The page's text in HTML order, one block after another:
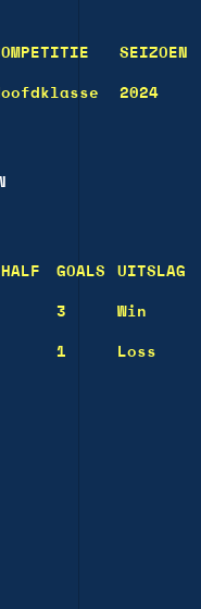
SEIZOEN
2024
GOALS UITSLAG
3 Win
1 Loss